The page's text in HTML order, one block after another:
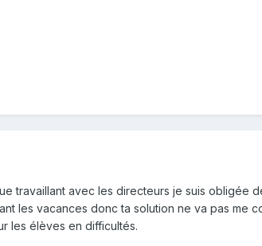
travaillant avec les directeurs je suis obligée
les vacances donc ta solution ne va pas me
les élèves en difficultés.